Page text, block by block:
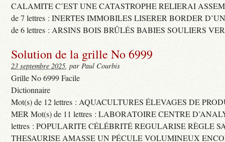
CALAMITE C’EST UNE CATASTROPHE RELIERAI
de 7 lettres : INERTES IMMOBILES LISERER BORDER
de 6 lettres : ARSINS BOIS BRÛLÉS BABIES SOULIERS
Solution de la grille No 6999
23 septembre 2025, par Paul Courbis
Grille No 6999 Facile
Dictionnaire
Mot(s) de 12 lettres : AQUACULTURES ÉLEVAGES DE
MER Mot(s) de 11 lettres : LABORATOIRE CENTRE
lettres : POPULARITE CÉLÉBRITÉ REGULARISE RÈGLE
THESAURISE AMASSE UN PÉCULE VOLUMINEUX